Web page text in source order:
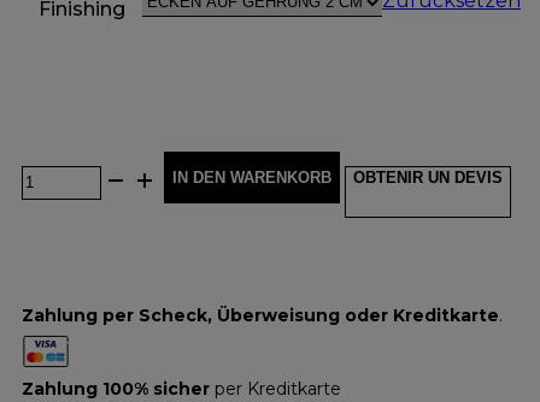
Finishing
IN DEN WARENKORB OBTENIR UN DEVIS
Zahlung per Scheck, Überweisung oder Kreditkarte.
Zahlung 100% sicher per Kreditkarte